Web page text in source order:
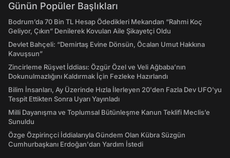
Günün Popüler Başlıkları
Bodrum’da 70 Bin TL Hesap Ödedikleri Mekandan “Rahmi Koç
Geliyor, Çıkın” Denilerek Kovulan Aile Şikayetçi Oldu
Devlet Bahçeli: “Demirtaş Evine Dönsün, Öcalan Umut Hakkına
Kavuşsun”
Zincirleme Rüşvet İddiası: Özgür Özel ve Veli Ağbaba’nın
Dokunulmazlığını Kaldırmak İçin Fezleke Hazırlandı
Bilim İnsanları, Ay Üzerinde Hızla İlerleyen 20'den Fazla Dev UFO'yu
Tespit Ettikten Sonra Uyarı Yayınladı
Milli Dayanışma ve Toplumsal Bütünleşme Kanun Teklifi Meclis’e
Sunuldu
Özge Özpirinçci İddialarıyla Gündem Olan Kübra Süzgün
Cumhurbaşkanı Erdoğan'dan Yardım İstedi